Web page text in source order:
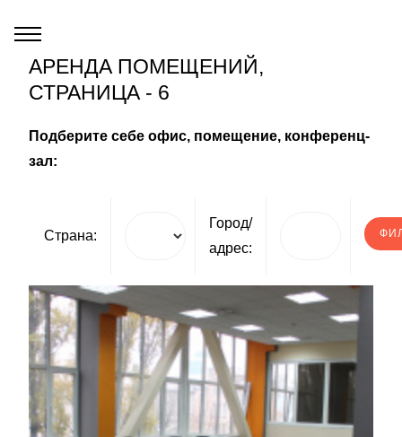
АРЕНДА ПОМЕЩЕНИЙ,
СТРАНИЦА - 6
Подберите себе офис, помещение, конференц-
зал:
Страна:
Город/
адрес: